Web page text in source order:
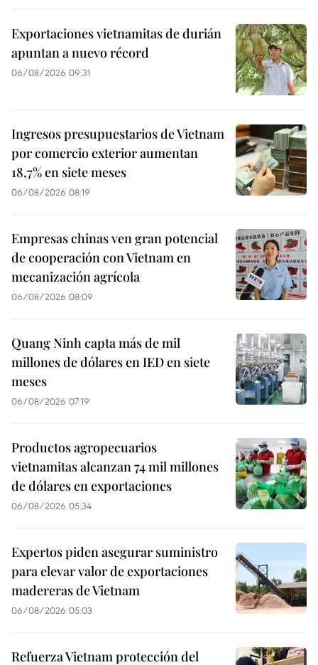
Exportaciones vietnamitas de durián
apuntan a nuevo récord
06/08/2026 09:31
Ingresos presupuestarios de Vietnam
por comercio exterior aumentan
18,7% en siete meses
06/08/2026 08:19
Empresas chinas ven gran potencial
de cooperación con Vietnam en
mecanización agrícola
06/08/2026 08:09
Quang Ninh capta más de mil
millones de dólares en IED en siete
meses
06/08/2026 07:19
Productos agropecuarios
vietnamitas alcanzan 74 mil millones
de dólares en exportaciones
06/08/2026 05:34
Expertos piden asegurar suministro
para elevar valor de exportaciones
madereras de Vietnam
06/08/2026 05:03
Refuerza Vietnam protección del